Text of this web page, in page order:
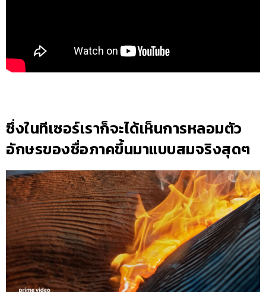
ซึ่งในทีเซอร์เราก็จะได้เห็นการหลอมตัว
อักษรของชื่อภาคขึ้นมาแบบสมจริงสุดๆ